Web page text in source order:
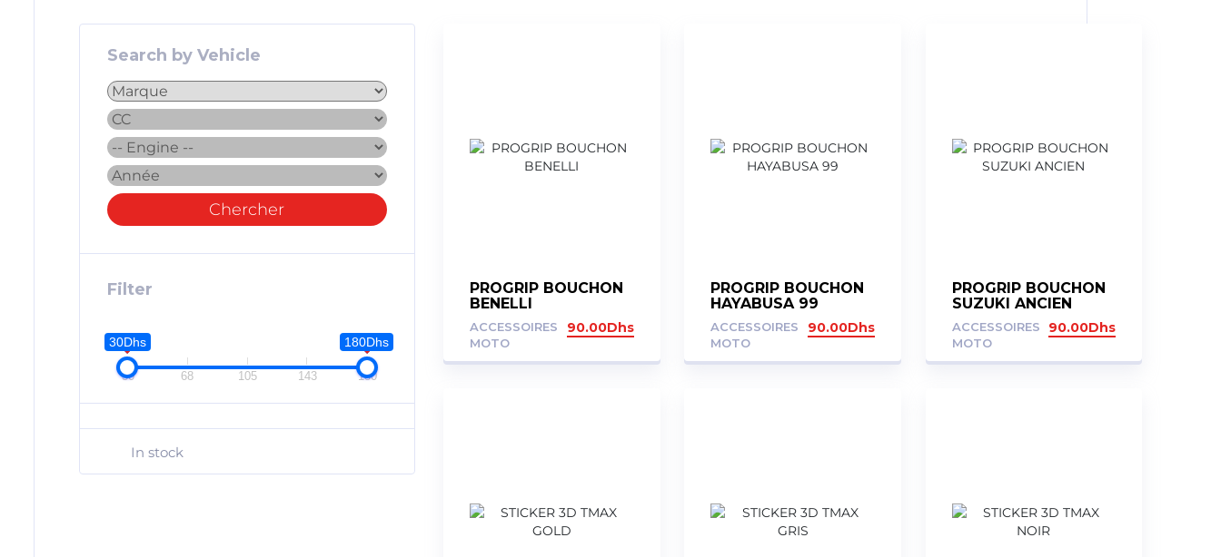
Search by Vehicle
Chercher
Filter
30Dhs 180Dhs
30 68 105 143 180
In stock
PROGRIP BOUCHON
BENELLI
ACCESSOIRES
MOTO
90.00Dhs
PROGRIP BOUCHON
HAYABUSA 99
ACCESSOIRES
MOTO
90.00Dhs
PROGRIP BOUCHON
SUZUKI ANCIEN
ACCESSOIRES
MOTO
90.00Dhs